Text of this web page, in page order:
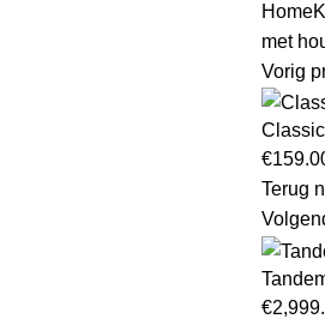
Home
met
Vorig
€
Terug
€